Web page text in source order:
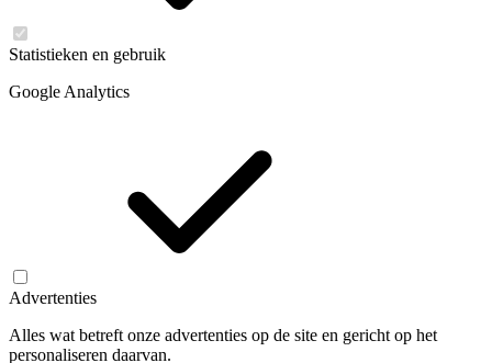
Statistieken en gebruik
Google Analytics
Advertenties
Alles wat betreft onze advertenties op de site en gericht op het
personaliseren daarvan.